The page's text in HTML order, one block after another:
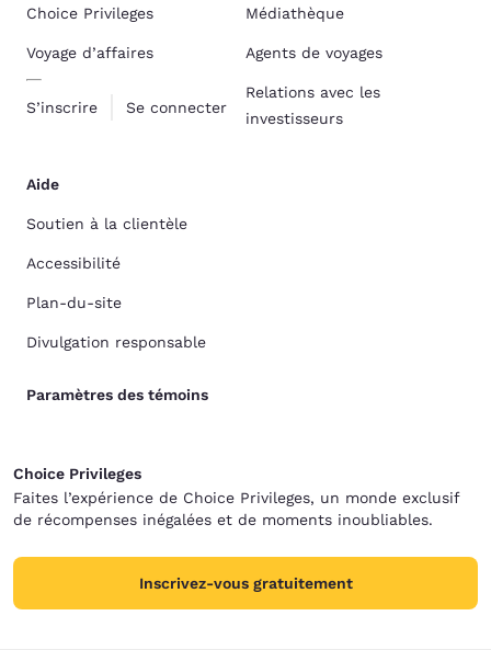
Choice Privileges
Voyage d’affaires
S’inscrire Se connecter
Médiathèque
Agents de voyages
Relations avec les
investisseurs
Aide
Soutien à la clientèle
Accessibilité
Plan-du-site
Divulgation responsable
Paramètres des témoins
Choice Privileges
Faites l’expérience de Choice Privileges, un monde exclusif
de récompenses inégalées et de moments inoubliables.
Inscrivez-vous gratuitement